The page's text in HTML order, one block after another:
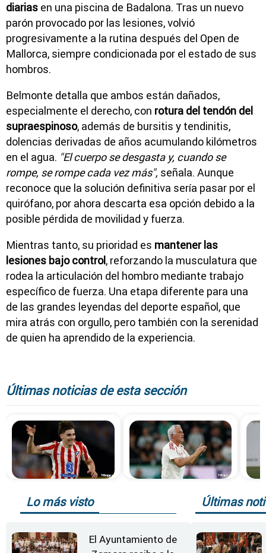
diarias en una piscina de Badalona. Tras un nuevo
parón provocado por las lesiones, volvió
progresivamente a la rutina después del Open de
Mallorca, siempre condicionada por el estado de sus
hombros.
Belmonte detalla que ambos están dañados,
especialmente el derecho, con rotura del tendón del
supraespinoso, además de bursitis y tendinitis,
dolencias derivadas de años acumulando kilómetros
en el agua. "El cuerpo se desgasta y, cuando se
rompe, se rompe cada vez más", señala. Aunque
reconoce que la solución definitiva sería pasar por el
quirófano, por ahora descarta esa opción debido a la
posible pérdida de movilidad y fuerza.
Mientras tanto, su prioridad es mantener las
lesiones bajo control, reforzando la musculatura que
rodea la articulación del hombro mediante trabajo
específico de fuerza. Una etapa diferente para una
de las grandes leyendas del deporte español, que
mira atrás con orgullo, pero también con la serenidad
de quien ha aprendido de la experiencia.
Últimas noticias de esta sección
Lo más visto
El Ayuntamiento de
Últimas